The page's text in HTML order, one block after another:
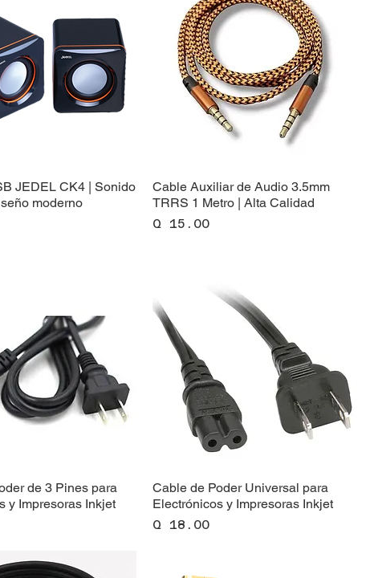
JEDEL CK4 | Sonido
moderno
Cable Auxiliar de Audio 3.5mm
TRRS 1 Metro | Alta Calidad
Precio
Q 15.00
de 3 Pines para
y Impresoras Inkjet
Cable de Poder Universal para
Electrónicos y Impresoras Inkjet
Precio
Q 18.00